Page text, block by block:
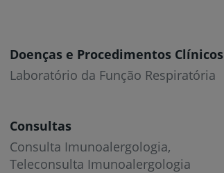
Doenças e Procedimentos Clínicos
Laboratório da Função Respiratória
Consultas
Consulta Imunoalergologia
Teleconsulta Imunoalergologia